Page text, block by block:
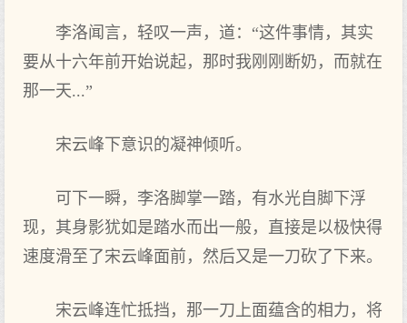
李洛闻言，轻叹一声，道：“这件事情，其实
要从十六年前开始说起，那时我刚刚断奶，而就在
那一天...”
宋云峰下意识的凝神倾听。
可下一瞬，李洛脚掌一踏，有水光自脚下浮
现，其身影犹如是踏水而出一般，直接是以极快得
速度滑至了宋云峰面前，然后又是一刀砍了下来。
宋云峰连忙抵挡，那一刀上面蕴含的相力，将